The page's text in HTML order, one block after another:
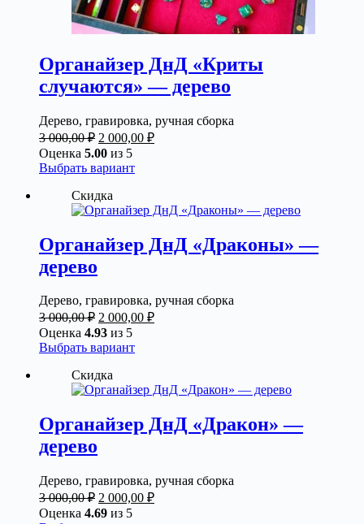
Органайзер ДнД «Криты
случаются» — дерево
Дерево, гравировка, ручная сборка
3 000,00₽ Первоначальная
цена
составляла
3
000,00 ₽.
2 000,00 ₽Текущая
Оценка 5.00 из 5
Выбрать вариантЭтот
несколько
Опции
можно
странице
товара.
Скидка
Органайзер ДнД «Драконы» —
дерево
Дерево, гравировка, ручная сборка
3 000,00₽ Первоначальная
цена
составляла
3
000,00 ₽.
2 000,00 ₽Текущая
Оценка 4.93 из 5
Выбрать вариантЭтот
несколько
Опции
можно
странице
товара.
Скидка
Органайзер ДнД «Дракон» —
дерево
Дерево, гравировка, ручная сборка
3 000,00₽ Первоначальная
цена
2 000,00 ₽Текущая
Оценка 4.69 из 5